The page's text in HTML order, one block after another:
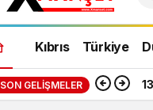
Kıbrıs Türkiye
SON GELIŞMELER